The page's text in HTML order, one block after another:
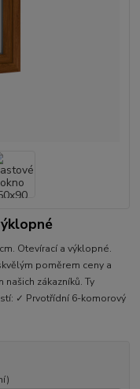
Otevírací a výklopné.
poměrem ceny a
zákazníků. Ty
✓ Prvotřídní 6-komorový